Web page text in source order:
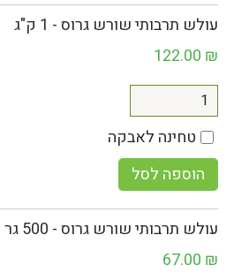
עולש תרבותי שורש גרוס - 1 ק"ג
122.00 ₪
טחינה לאבקה
הוספה לסל
עולש תרבותי שורש גרוס - 500 גר
67.00 ₪